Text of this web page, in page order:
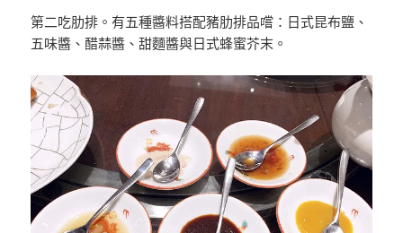
第二吃肋排。有五種醬料搭配豬肋排品嚐：日式昆布鹽、
五味醬、醋蒜醬、甜麵醬與日式蜂蜜芥末。